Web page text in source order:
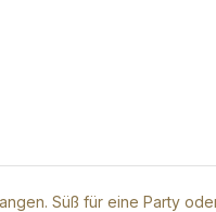
Süß für eine Party